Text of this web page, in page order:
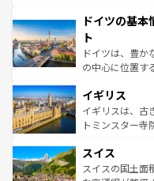
せる。地方によ
ンテンツ一覧 を
で、幅広い魅力
聖堂、美しいビ
から魅了する。
れ、フランス料
香り高いラベン
らに、パリ以
も豊かな歴史と
を参照してほし
ドイツの基本
ト
ドイツは、豊か
の中心に位置す
顔を持つこの国
ルリンの文化的
してライン川沿
は、お酒好きな人に
ドイツ情報はコ
イギリス
イギリスは、古
トミンスター寺
リアごとに異な
ティー、ビール
スイス
スイスの国土面